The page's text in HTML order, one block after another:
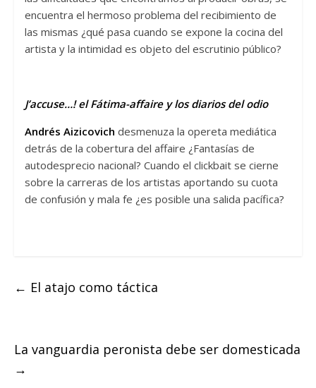
encuentra el hermoso problema del recibimiento de
las mismas ¿qué pasa cuando se expone la cocina del
artista y la intimidad es objeto del escrutinio público?
J’accuse…! el Fátima-affaire y los diarios del odio
Andrés Aizicovich desmenuza la opereta mediática
detrás de la cobertura del affaire ¿Fantasías de
autodesprecio nacional? Cuando el clickbait se cierne
sobre la carreras de los artistas aportando su cuota
de confusión y mala fe ¿es posible una salida pacífica?
← El atajo como táctica
La vanguardia peronista debe ser domesticada
→